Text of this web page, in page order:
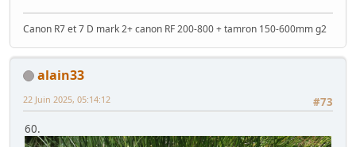
Canon R7 et 7 D mark 2+ canon RF 200-800 + tamron 150-600mm g2
alain33
#73
22 Juin 2025, 05:14:12
60.